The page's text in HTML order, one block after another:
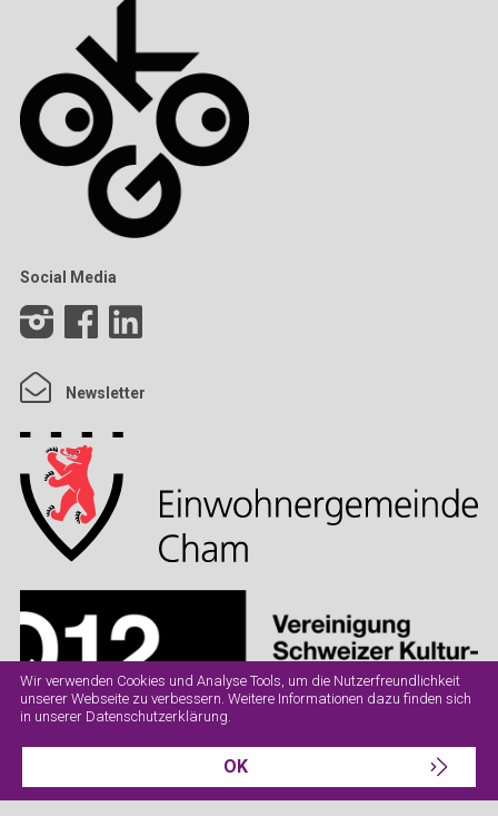
Social Media
Newsletter
Datenschutz Impressum AGB
Wir verwenden Cookies und Analyse Tools, um die Nutzerfreundlichkeit
unserer Webseite zu verbessern. Weitere Informationen dazu finden sich
in unserer Datenschutzerklärung.
OK